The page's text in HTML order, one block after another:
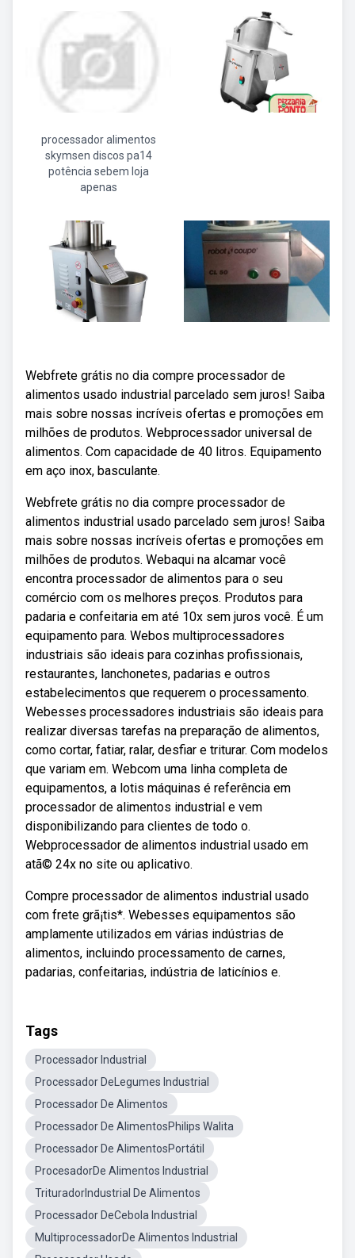
processador alimentos
skymsen discos pa14
potência sebem loja
apenas
Webfrete grátis no dia compre processador de
alimentos usado industrial parcelado sem juros! Saiba
mais sobre nossas incríveis ofertas e promoções em
milhões de produtos. Webprocessador universal de
alimentos. Com capacidade de 40 litros. Equipamento
em aço inox, basculante.
Webfrete grátis no dia compre processador de
alimentos industrial usado parcelado sem juros! Saiba
mais sobre nossas incríveis ofertas e promoções em
milhões de produtos. Webaqui na alcamar você
encontra processador de alimentos para o seu
comércio com os melhores preços. Produtos para
padaria e confeitaria em até 10x sem juros você. É um
equipamento para. Webos multiprocessadores
industriais são ideais para cozinhas profissionais,
restaurantes, lanchonetes, padarias e outros
estabelecimentos que requerem o processamento.
Webesses processadores industriais são ideais para
realizar diversas tarefas na preparação de alimentos,
como cortar, fatiar, ralar, desfiar e triturar. Com modelos
que variam em. Webcom uma linha completa de
equipamentos, a lotis máquinas é referência em
processador de alimentos industrial e vem
disponibilizando para clientes de todo o.
Webprocessador de alimentos industrial usado em
atã© 24x no site ou aplicativo.
Compre processador de alimentos industrial usado
com frete grã¡tis*. Webesses equipamentos são
amplamente utilizados em várias indústrias de
alimentos, incluindo processamento de carnes,
padarias, confeitarias, indústria de laticínios e.
Tags
Processador Industrial
Processador DeLegumes Industrial
Processador De Alimentos
Processador De AlimentosPhilips Walita
Processador De AlimentosPortátil
ProcesadorDe Alimentos Industrial
TrituradorIndustrial De Alimentos
Processador DeCebola Industrial
MultiprocessadorDe Alimentos Industrial